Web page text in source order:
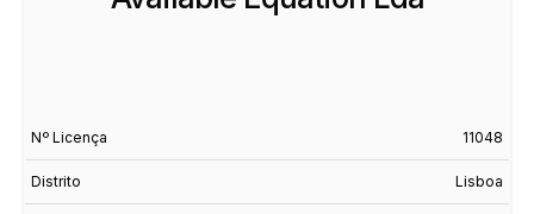
Nº Licença 11048
Distrito Lisboa